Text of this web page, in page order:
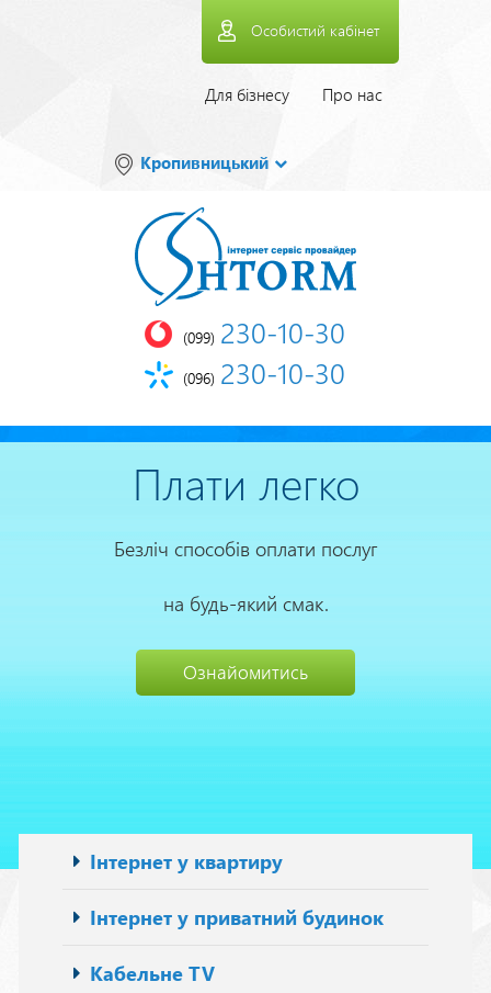
Особистий кабінет
Верхнее
Для бізнесу Про нас
Кропивницький
(099) 230-10-30
(096) 230-10-30
Плати легко
Безліч способів оплати послуг
на будь-який смак.
Ознайомитись
Основна
навіґація
Інтернет у квартиру
Інтернет у приватний будинок
Кабельне TV